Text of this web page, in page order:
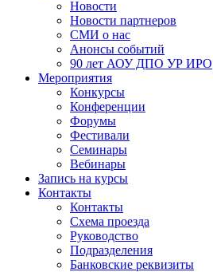
Новости
Новости партнеров
СМИ о нас
Анонсы событий
90 лет АОУ ДПО УР ИРО
Мероприятия
Конкурсы
Конференции
Форумы
Фестивали
Семинары
Вебинары
Запись на курсы
Контакты
Контакты
Схема проезда
Руководство
Подразделения
Банковские реквизиты